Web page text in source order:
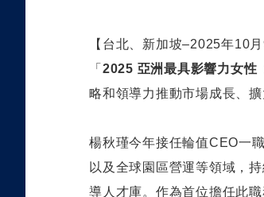
【台北、新加坡–2025年10月
「 2025 亞洲最具影響力女性
略和領導力推動市場成長、
楊秋瑾今年接任輪值CEO一
以及全球園區營運等領域，
導人才庫。作為首位擔任此